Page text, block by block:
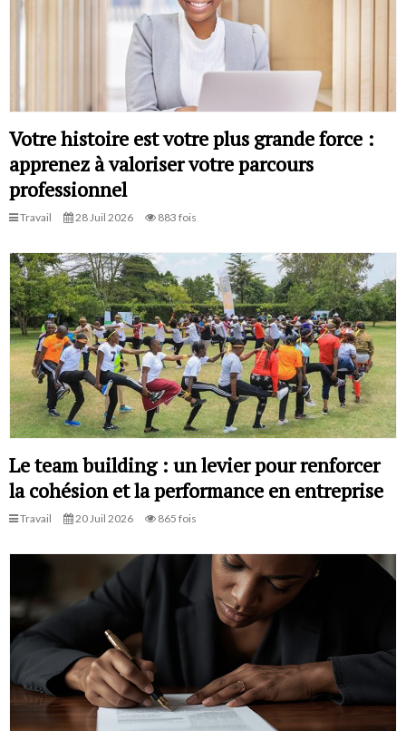
Votre histoire est votre plus grande force :
apprenez à valoriser votre parcours
professionnel
Travail 28 Juil 2026 883 fois
Le team building : un levier pour renforcer
la cohésion et la performance en entreprise
Travail 20 Juil 2026 865 fois